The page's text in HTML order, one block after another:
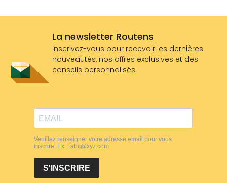
La newsletter Routens
Inscrivez-vous pour recevoir les dernières
nouveautés, nos offres exclusives et des
conseils personnalisés.